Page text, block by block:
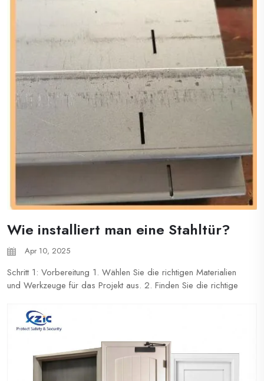
Wie installiert man eine Stahltür?
Apr 10, 2025
Schritt 1: Vorbereitung 1. Wählen Sie die richtigen Materialien
und Werkzeuge für das Projekt aus. 2. Finden Sie die richtige
Öffnungsnummer. Die Kennzeichnungsnummer kann auf dem
Etikett geschrieben, auf dem oberen oder unteren Profil notiert